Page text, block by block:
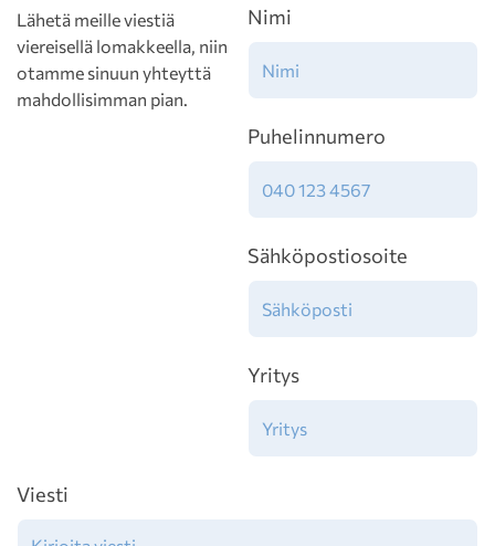
Lähetä meille viestiä
viereisellä lomakkeella, niin
otamme sinuun yhteyttä
mahdollisimman pian.
Nimi
Puhelinnumero
Sähköpostiosoite
Yritys
Viesti